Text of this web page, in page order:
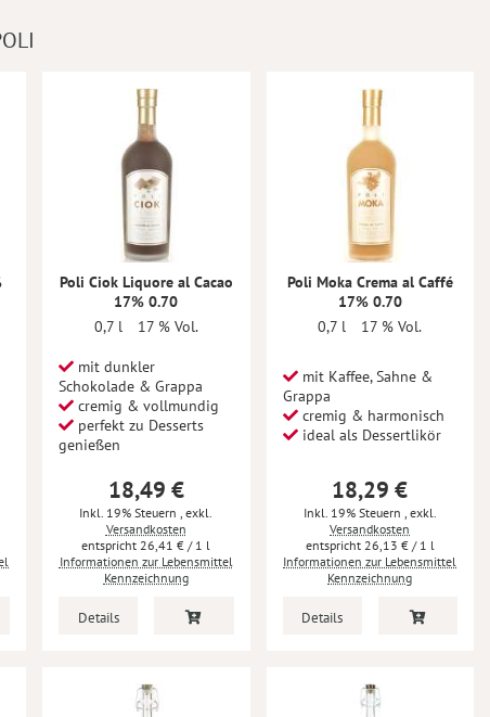
Poli Ciok Liquore al Cacao
17% 0.70
0,7 l
17 % Vol.
mit dunkler
Schokolade & Grappa
cremig & vollmundig
perfekt zu Desserts
genießen
18,49 €
Inkl. 19% Steuern, exkl.
Versandkosten
26,41 € / 1 l
Informationen zur Lebensmittel
Kennzeichnung
Details
Poli Moka Crema al Caffé
17% 0.70
0,7 l
17 % Vol.
mit Kaffee, Sahne &
Grappa
cremig & harmonisch
ideal als Dessertlikör
18,29 €
Inkl. 19% Steuern , exkl.
Versandkosten
26,13 €/ 1 l
Informationen zur Lebensmittel
Kennzeichnung
Details